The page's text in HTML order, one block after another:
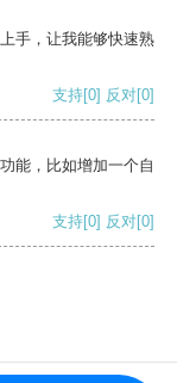
手，让我能够快速熟
支持[0] 反对[0]
能，比如增加一个自
支持[0] 反对[0]